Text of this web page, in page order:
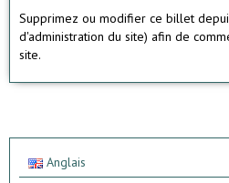
Supprimez ou modifier ce billet
d'administration du site) afin de
site.
Anglais